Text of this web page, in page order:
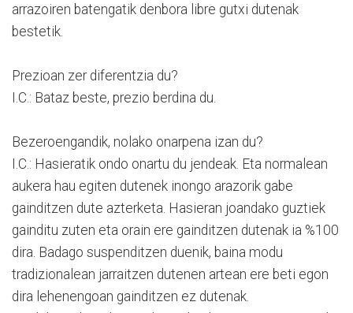
arrazoiren batengatik denbora libre gutxi dutenak
bestetik.
Prezioan zer diferentzia du?
I.C.: Bataz beste, prezio berdina du.
Bezeroengandik, nolako onarpena izan du?
I.C.: Hasieratik ondo onartu du jendeak. Eta normalean
aukera hau egiten dutenek inongo arazorik gabe
gainditzen dute azterketa. Hasieran joandako guztiek
gainditu zuten eta orain ere gainditzen dutenak ia %100
dira. Badago suspenditzen duenik, baina modu
tradizionalean jarraitzen dutenen artean ere beti egon
dira lehenengoan gainditzen ez dutenak.